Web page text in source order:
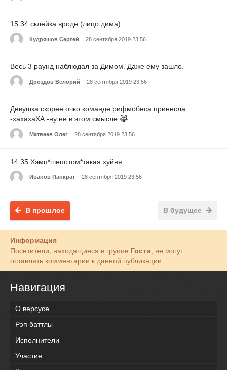
15:34 склейка вроде (лицо дима)
Кудряшов Сергей 28 сентября 2019 23:56
Весь 3 раунд наблюдал за Димом. Даже ему зашло.
Дроздов Велорий 28 сентября 2019 23:56
Девушка скорее очко команде рифмобеса принесла
-хахахаХА -ну не в этом смысле 😹
Матвеев Олег 28 сентября 2019 23:56
14:35 Хэмп*шепотом*такая хуйня..
Иванов Панкрат 28 сентября 2019 23:56
В будущее
В прошлое
Информация
Посетители, находящиеся в группе Гости , не могут
оставлять комментарии к данной публикации.
Навигация
О версусе
Рэп баттлы
Исполнители
Участие